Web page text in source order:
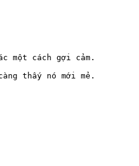
một cách gợi cảm.
thấy nó mới mẻ.